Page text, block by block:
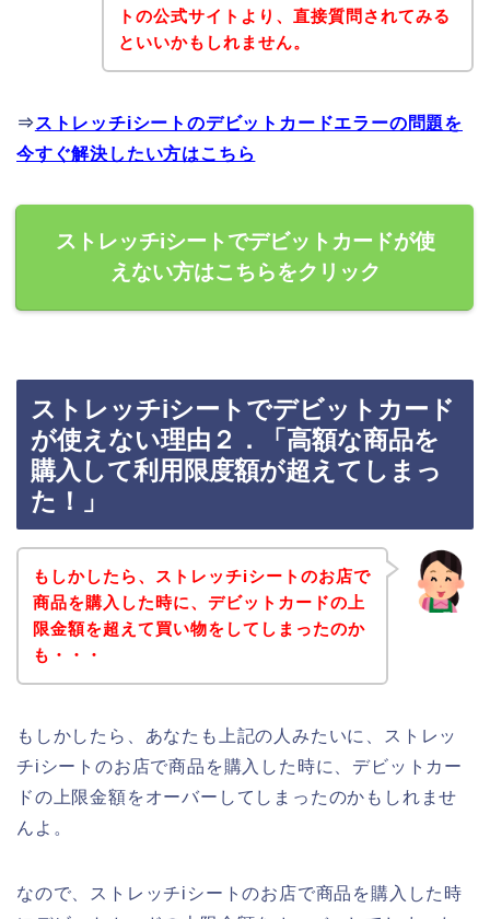
トの公式サイトより、直接質問されてみる
といいかもしれません。
⇒ ストレッチiシートのデビットカードエラーの問題を
今すぐ解決したい方はこちら
ストレッチiシートでデビットカードが使
えない方はこちらをクリック
ストレッチiシートでデビットカード
が使えない理由２．「高額な商品を
購入して利用限度額が超えてしまっ
た！」
もしかしたら、ストレッチiシートのお店で
商品を購入した時に、デビットカードの上
限金額を超えて買い物をしてしまったのか
も・・・
もしかしたら、あなたも上記の人みたいに、ストレッ
チiシートのお店で商品を購入した時に、デビットカー
ドの上限金額をオーバーしてしまったのかもしれませ
んよ。
なので、ストレッチiシートのお店で商品を購入した時